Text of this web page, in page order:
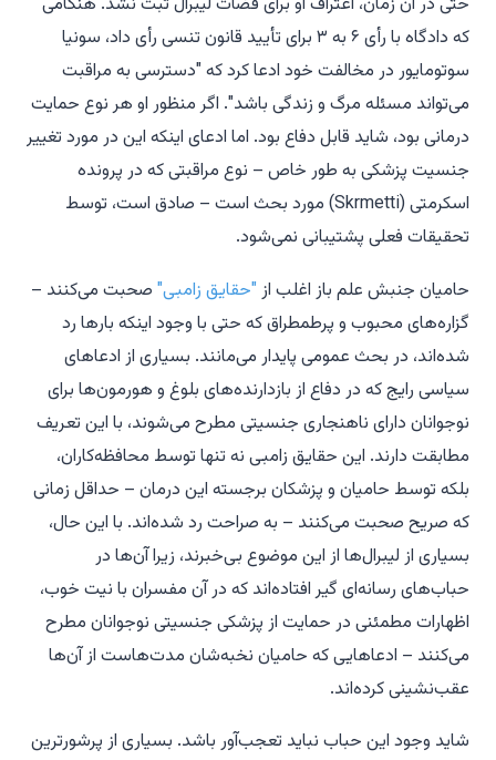
که دادگاه با رأی ۶ به ۳ برای تأیید قانون تنسی رأی داد، سونیا
سوتومایور در مخالفت خود ادعا کرد که "دسترسی به مراقبت
می‌تواند مسئله مرگ و زندگی باشد". اگر منظور او هرنوع حمایت
درمانی بود، شاید قابل دفاع بود. اما ادعای اینکه این در مورد تغییر
جنسیت پزشکی به طور خاص – نوع مراقبتی که در پرونده
اسکرمتی (Skrmetti)
مورد بحث است – صادق است، توسط
تحقیقات فعلی پشتیبانی نمی‌شود.
حامیان جنبش علم باز اغلب از "حقایق زامبی" صحبت می‌کنند –
گزاره‌های محبوب و پرطمطراق که حتی با وجود اینکه بارها رد
شده‌اند، در بحث عمومی پایدار می‌مانند. بسیاری از ادعاهای
سیاسی رایج که در دفاع از بازدارنده‌های بلوغ و هورمون‌ها برای
نوجوانان دارای ناهنجاری جنسیتی مطرح می‌شوند، با این تعریف
مطابقت دارند. این حقایق زامبی نه تنها توسط محافظه‌کاران،
بلکه توسط حامیان و پزشکان برجسته این درمان – حداقل زمانی
که صریح صحبت می‌کنند – به صراحت رد شده‌اند. با این حال،
بسیاری از لیبرال‌ها از این موضوع بی‌خبرند، زیرا آن‌ها در
حباب‌های رسانه‌ای گیر افتاده‌اند که در آن مفسران با نیت خوب،
اظهارات مطمئنی در حمایت از پزشکی جنسیتی نوجوانان مطرح
می‌کنند – ادعاهایی که حامیان نخبه‌شان مدت‌هاست از آن‌ها
عقب‌نشینی کرده‌اند.
شاید وجود این حباب نباید تعجب‌آور باشد. بسیاری از پرشورترین